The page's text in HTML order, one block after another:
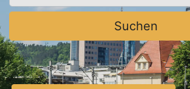
Suchen